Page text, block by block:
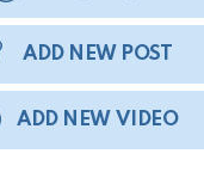
ADD NEW POST
ADD NEW VIDEO